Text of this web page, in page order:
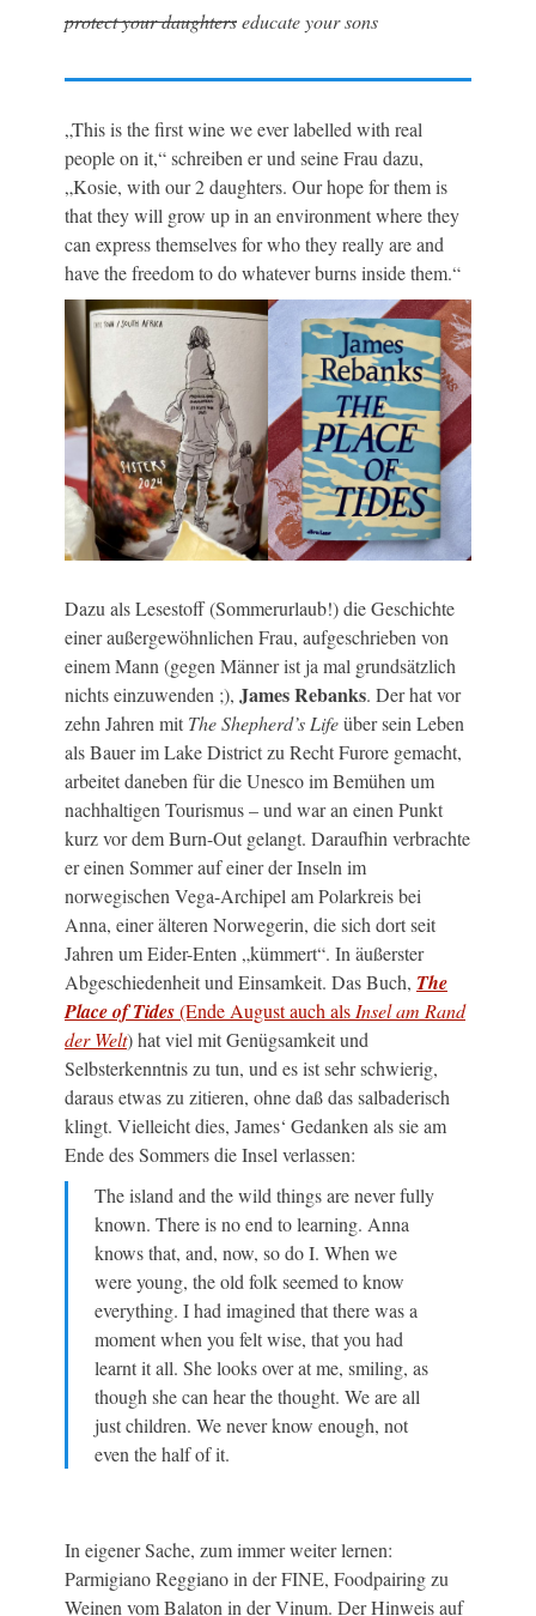
protect your daughterseducate your sons
„This is the first wine we ever labelled with real
people on it,“ schreiben er und seine Frau dazu,
„Kosie, with our 2 daughters. Our hope for them is
that they will grow up in an environment where they
can express themselves for who they really are and
have the freedom to do whatever burns inside them.“
Dazu als Lesestoff (Sommerurlaub!) die Geschichte
einer außergewöhnlichen Frau, aufgeschrieben von
einem Mann (gegen Männer ist ja mal grundsätzlich
nichts einzuwenden ;), James Rebanks. Der hat vor
zehn Jahren mit The Shepherd’s Lifeüber sein Leben
als Bauer im Lake District zu Recht Furore gemacht,
arbeitet daneben für die Unesco im Bemühen um
nachhaltigen Tourismus – und war an einen Punkt
kurz vor dem Burn-Out gelangt. Daraufhin verbrachte
er einen Sommer auf einer der Inseln im
norwegischen Vega-Archipel am Polarkreis bei
Anna, einer älteren Norwegerin, die sich dort seit
Jahren um Eider-Enten „kümmert“. In äußerster
Abgeschiedenheit und Einsamkeit. Das Buch, The
Place of Tides(Ende August auch als Insel am Rand
der Welt) hat viel mit Genügsamkeit und
Selbsterkenntnis zu tun, und es ist sehr schwierig,
daraus etwas zu zitieren, ohne daß das salbaderisch
klingt. Vielleicht dies, James‘ Gedanken als sie am
Ende des Sommers die Insel verlassen:
The island and the wild things are never fully
known. There is no end to learning. Anna
knows that, and, now, so do I. When we
were young, the old folk seemed to know
everything. I had imagined that there was a
moment when you felt wise, that you had
learnt it all. She looks over at me, smiling, as
though she can hear the thought. We are all
just children. We never know enough, not
even the half of it.
In eigener Sache, zum immer weiter lernen:
Parmigiano Reggiano in der FINE, Foodpairing zu
Weinen vom Balaton in der Vinum. Der Hinweis auf